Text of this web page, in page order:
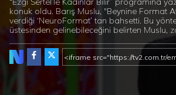
konuk oldu. Barış Muslu, "Beynine Format
verdiği ‘NeuroFormat’ tan bahsetti. Bu
üstesinden gelinebileceğini belirten Muslu,